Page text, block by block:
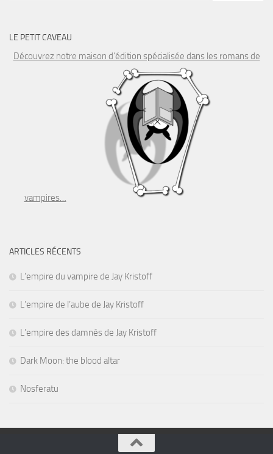
LE PETIT CAVEAU
Découvrez notre maison d’édition spécialisée dans les romans de
vampires…
ARTICLES RÉCENTS
L’empire du vampire de Jay Kristoff
L’empire de l’aube de Jay Kristoff
L’empire des damnés de Jay Kristoff
Dark Moon: the blood altar
Nosferatu